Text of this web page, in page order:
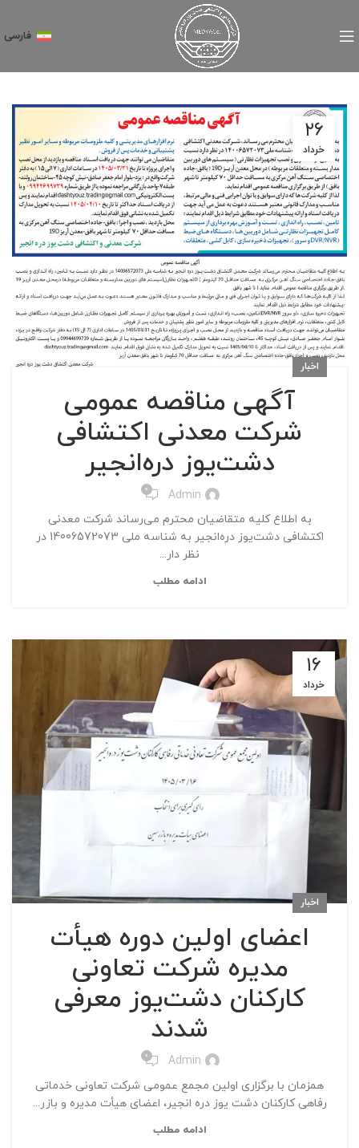
فارسی
۲۶
خرداد
اخبار
آگهی مناقصه عمومی
شرکت معدنی اکتشافی
دشت‌یوز دره‌انجیر
Admin
0
به اطلاع کلیه متقاضیان محترم می‌رساند شرکت معدنی
اکتشافی دشت‌یوز دره‌انجیر به شناسه ملی 14006572073 در
نظر دار...
ادامه مطلب
۱۶
خرداد
اخبار
اعضای اولین دوره هیأت
مدیره شرکت تعاونی
کارکنان دشت‌یوز معرفی
شدند
Admin
0
همزمان با برگزاری اولین مجمع عمومی شرکت تعاونی خدماتی
رفاهی کارکنان دشت یوز دره انجیر، اعضای هیأت مدیره و بازر...
ادامه مطلب